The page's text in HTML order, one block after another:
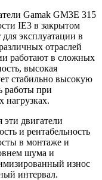
Gamak GM3E 315
IE3 в закрытом
эксплуатации в
отраслей
в сложных
высокая
стабильно высокую
при
двигатели
и рентабельность
в монтаже и
шума и
износ
интервал.